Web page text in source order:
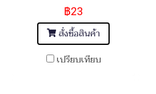
฿23
สั่งซื้อสินค้า
เปรียบเทียบ